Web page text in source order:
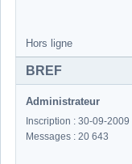
Hors ligne
BREF
Administrateur
Inscription : 30-09-2009
Messages : 20 643